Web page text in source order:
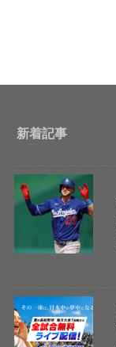
新着記事